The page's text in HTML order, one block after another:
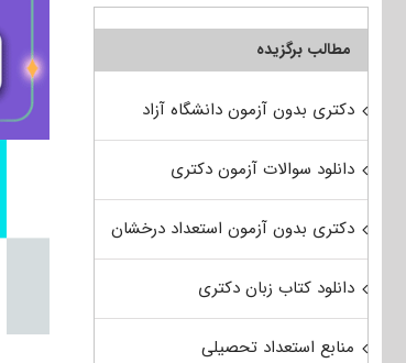
مطالب برگزیده
دکتری بدون آزمون دانشگاه آزاد
دانلود سوالات آزمون دکتری
دکتری بدون آزمون استعداد درخشان
دانلود کتاب زبان دکتری
منابع استعداد تحصیلی